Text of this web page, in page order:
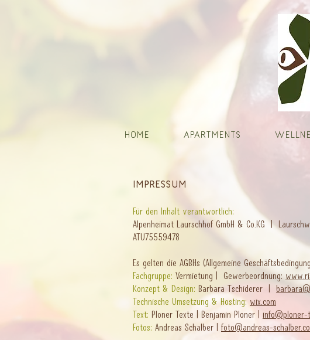
HOME APARTMENTS
Impressum
Für den Inhalt verantwortlich:
Alpenheimat Laurschhof GmbH & Co.KG |
ATU75559478
Es gelten die AGBHs (Allgemeine
Fachgruppe: Vermietung | Gewerbeordnung:
Konzept & Design: Barbara Tschiderer |
Technische Umsetzung & Hosting: wix.com
Text: Ploner Texte | Benjamin Ploner |
Fotos: Andreas Schalber | foto@andreas-